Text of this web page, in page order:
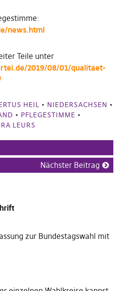
news.html
Teile unter
2019/08/01/qualitaet-
HEIL • NIEDERSACHSEN •
• PFLEGESTIMME •
LEURS
Nächster Beitrag
zur Bundestagswahl mit